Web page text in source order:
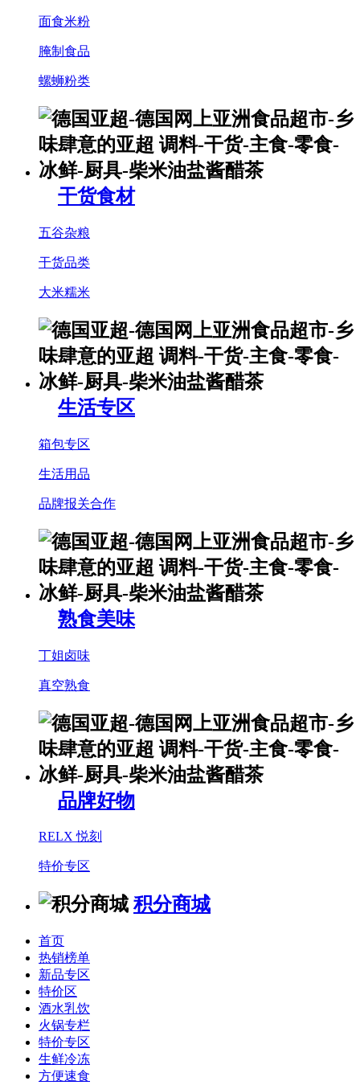
面食米粉
腌制食品
螺蛳粉类
干货食材
五谷杂粮
干货品类
大米糯米
生活专区
箱包专区
生活用品
品牌报关合作
熟食美味
丁姐卤味
真空熟食
品牌好物
RELX 悦刻
特价专区
积分商城
首页
热销榜单
新品专区
特价区
酒水乳饮
火锅专栏
特价专区
生鲜冷冻
方便速食